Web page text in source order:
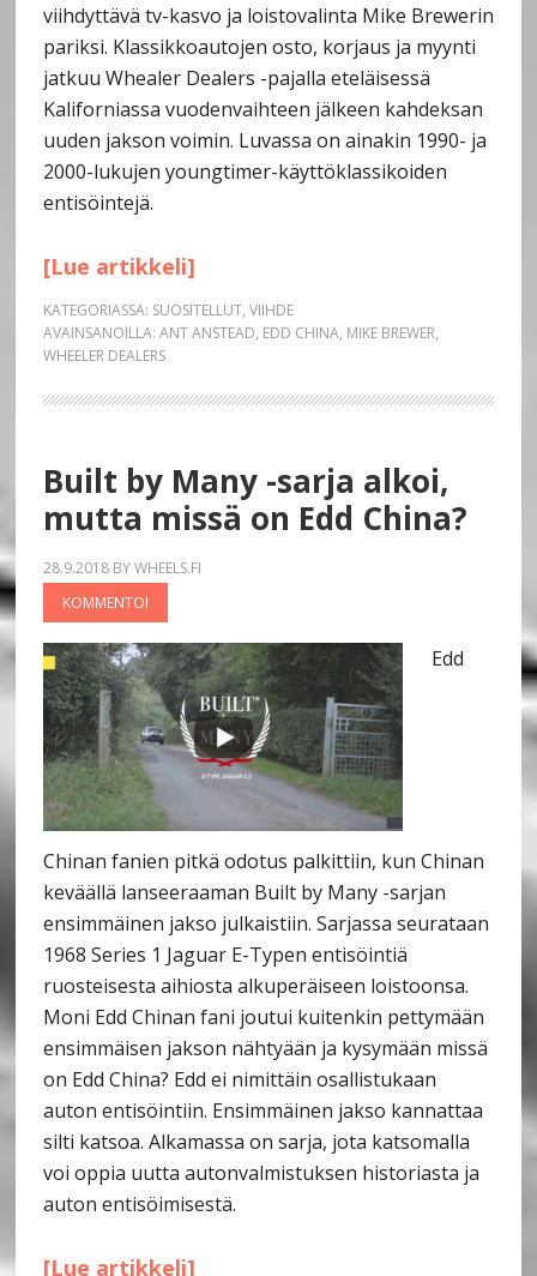
viihdyttävä tv-kasvo ja loistovalinta Mike Brewerin
pariksi. Klassikkoautojen osto, korjaus ja myynti
jatkuu Whealer Dealers -pajalla eteläisessä
Kaliforniassa vuodenvaihteen jälkeen kahdeksan
uuden jakson voimin. Luvassa on ainakin 1990- ja
2000-lukujen youngtimer-käyttöklassikoiden
entisöintejä.
[Lue artikkeli]
KATEGORIASSA: SUOSITELLUT, VIIHDE
AVAINSANOILLA: ANT ANSTEAD, EDD CHINA, MIKE BREWER,
WHEELER DEALERS
Built by Many -sarja alkoi,
mutta missä on Edd China?
28.9.2018BYWHEELS.FI
KOMMENTOI
Edd
Chinan fanien pitkä odotus palkittiin, kun Chinan
keväällä lanseeraaman Built by Many -sarjan
ensimmäinen jakso julkaistiin. Sarjassa seurataan
1968 Series 1 Jaguar E-Typen entisöintiä
ruosteisesta aihiosta alkuperäiseen loistoonsa.
Moni Edd Chinan fani joutui kuitenkin pettymään
ensimmäisen jakson nähtyään ja kysymään missä
on Edd China? Edd ei nimittäin osallistukaan
auton entisöintiin. Ensimmäinen jakso kannattaa
silti katsoa. Alkamassa on sarja, jota katsomalla
voi oppia uutta autonvalmistuksen historiasta ja
auton entisöimisestä.
[Lue artikkeli]